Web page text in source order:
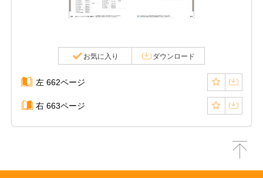
お気に入り ダウンロード
左 662ページ
右 663ページ